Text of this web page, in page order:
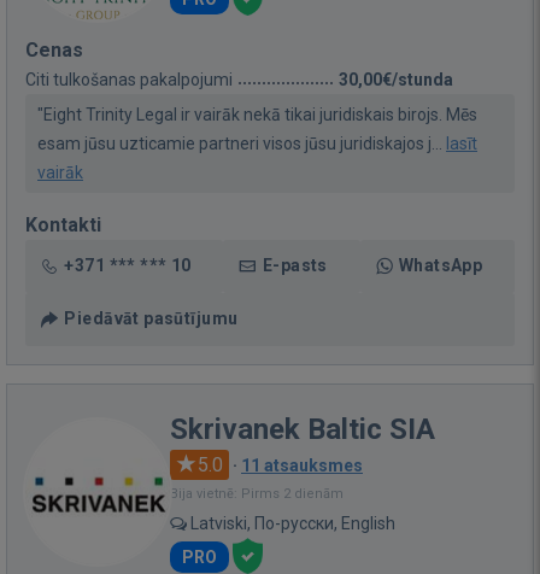
Cenas
Citi tulkošanas pakalpojumi
30,00€/stunda
"Eight Trinity Legal ir vairāk nekā tikai juridiskais birojs. Mēs
esam jūsu uzticamie partneri visos jūsu juridiskajos j... lasīt
vairāk
Kontakti
+371 *** *** 10 E-pasts WhatsApp
Piedāvāt pasūtījumu
Skrivanek Baltic SIA
5.0 · 11 atsauksmes
Bija vietnē: Pirms 2 dienām
Latviski, По-русски, English
PRO